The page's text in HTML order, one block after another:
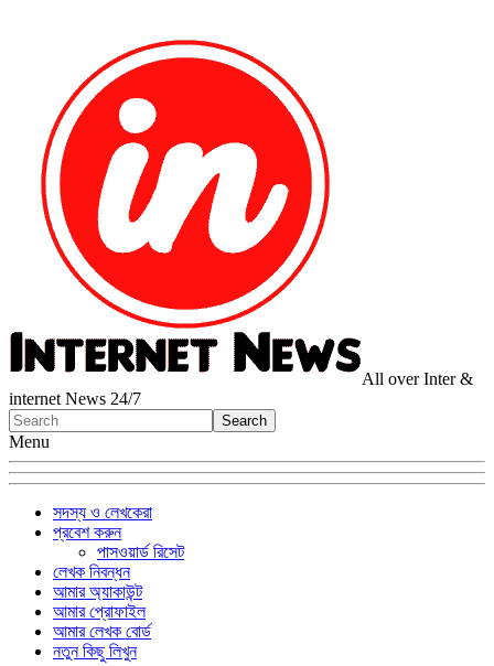
All over Inter &
internet News 24/7
Menu
সদস্য ও লেখকেরা
প্রবেশ করুন
পাসওয়ার্ড রিসেট
লেখক নিবন্ধন
আমার অ্যাকাউন্ট
আমার প্রোফাইল
আমার লেখক বোর্ড
নতুন কিছু লিখুন